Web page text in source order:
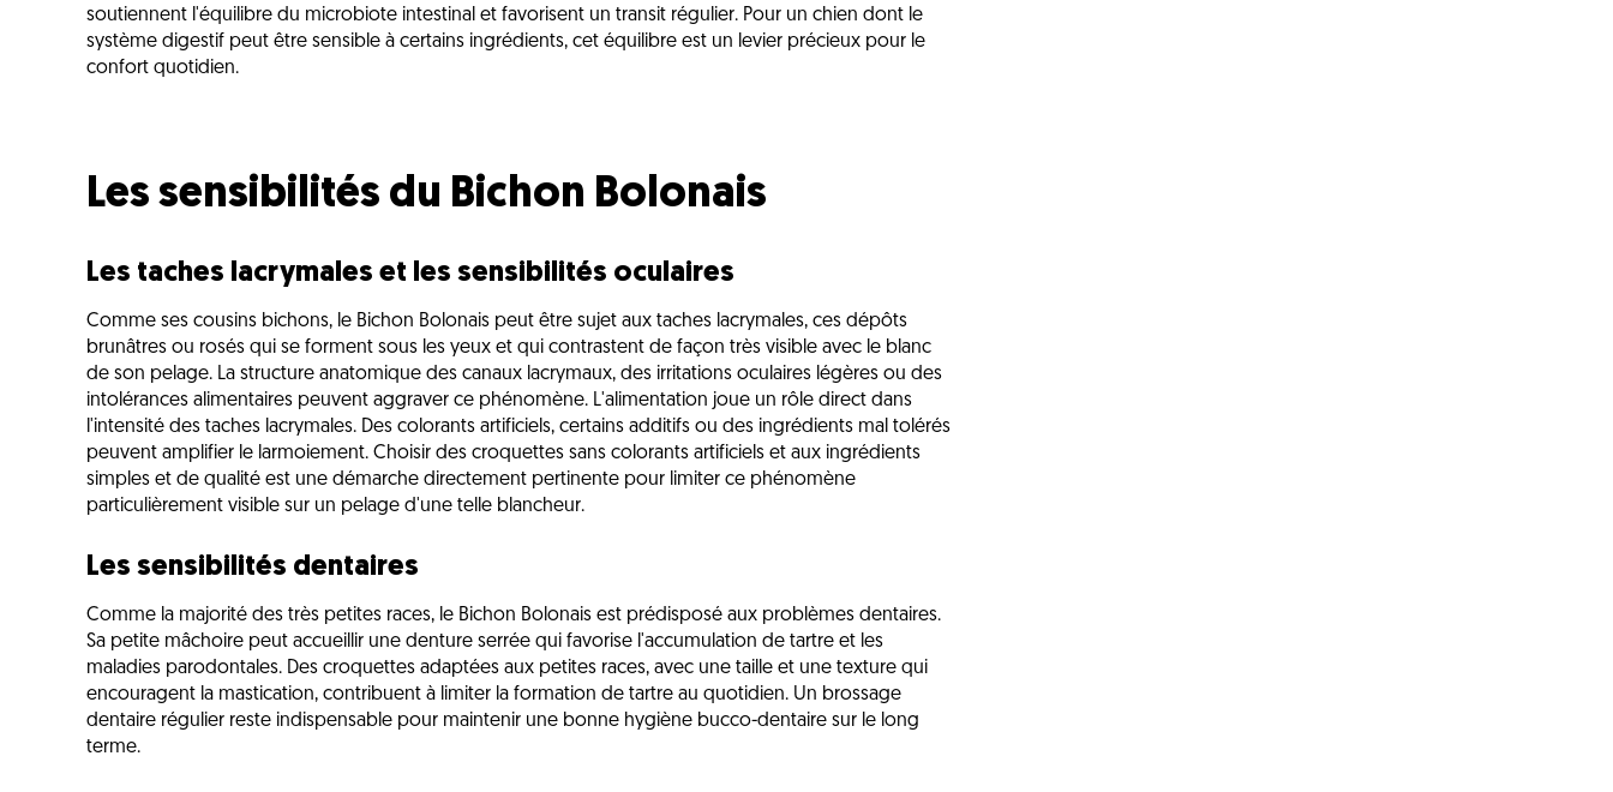
soutiennent l'équilibre du microbiote intestinal et favorisent un transit régulier. Pour un chien dont le
système digestif peut être sensible à certains ingrédients, cet équilibre est un levier précieux pour le
confort quotidien.
Les sensibilités du Bichon Bolonais
Les taches lacrymales et les sensibilités oculaires
Comme ses cousins bichons, le Bichon Bolonais peut être sujet aux taches lacrymales, ces dépôts
brunâtres ou rosés qui se forment sous les yeux et qui contrastent de façon très visible avec le blanc
de son pelage. La structure anatomique des canaux lacrymaux, des irritations oculaires légères ou des
intolérances alimentaires peuvent aggraver ce phénomène. L'alimentation joue un rôle direct dans
l'intensité des taches lacrymales. Des colorants artificiels, certains additifs ou des ingrédients mal tolérés
peuvent amplifier le larmoiement. Choisir des croquettes sans colorants artificiels et aux ingrédients
simples et de qualité est une démarche directement pertinente pour limiter ce phénomène
particulièrement visible sur un pelage d'une telle blancheur.
Les sensibilités dentaires
Comme la majorité des très petites races, le Bichon Bolonais est prédisposé aux problèmes dentaires.
Sa petite mâchoire peut accueillir une denture serrée qui favorise l'accumulation de tartre et les
maladies parodontales. Des croquettes adaptées aux petites races, avec une taille et une texture qui
encouragent la mastication, contribuent à limiter la formation de tartre au quotidien. Un brossage
dentaire régulier reste indispensable pour maintenir une bonne hygiène bucco-dentaire sur le long
terme.